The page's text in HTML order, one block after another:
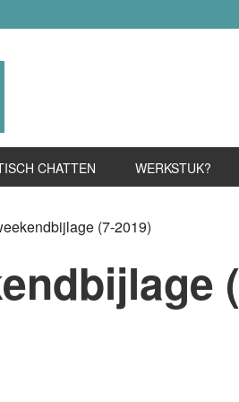
CHATTEN WERKSTUK?
(7-2019)